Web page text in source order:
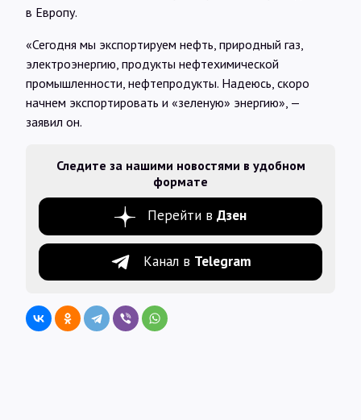
в Европу.
«Сегодня мы экспортируем нефть, природный газ,
электроэнергию, продукты нефтехимической
промышленности, нефтепродукты. Надеюсь, скоро
начнем экспортировать и «зеленую» энергию», —
заявил он.
Следите за нашими новостями в удобном
формате
Перейти в Дзен
Канал в Telegram